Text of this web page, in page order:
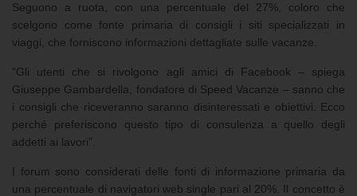
Seguono a ruota, con una percentuale del 27%, coloro che
scelgono come fonte primaria di consigli i siti specializzati in
viaggi, che forniscono informazioni dettagliate sulle vacanze.
“Gli utenti che si rivolgono agli amici di Facebook – spiega
Giuseppe Gambardella, fondatore di Speed Vacanze – sanno che
i consigli che riceveranno saranno disinteressati e obiettivi. Ecco
perché preferiscono questo tipo di consulenza a quello degli
addetti ai lavori”.
I forum sono considerati delle fonti di informazione primaria da
una percentuale di navigatori web single pari al 20%. Il concetto è